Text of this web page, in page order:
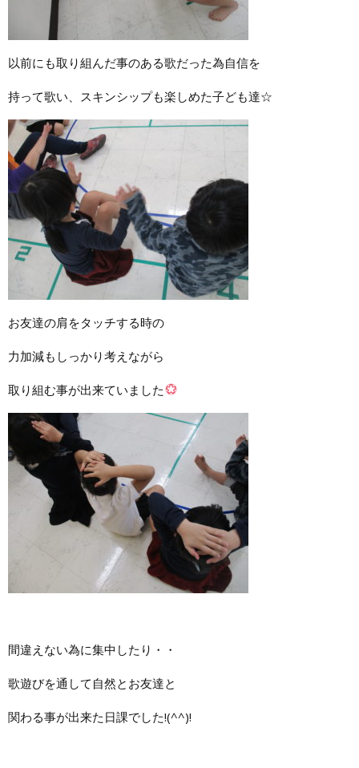
以前にも取り組んだ事のある歌だった為自信を
持って歌い、スキンシップも楽しめた子ども達☆
お友達の肩をタッチする時の
力加減もしっかり考えながら
取り組む事が出来ていました
間違えない為に集中したり・・
歌遊びを通して自然とお友達と
関わる事が出来た日課でした!(^^)!